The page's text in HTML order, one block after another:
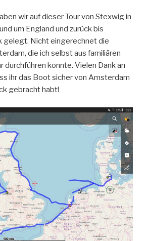
wir auf dieser Tour von Stexwig in
um England und zurück bis
gelegt. Nicht eingerechnet die
die ich selbst aus familiären
durchführen konnte. Vielen Dank an
ihr das Boot sicher von Amsterdam
gebracht habt!